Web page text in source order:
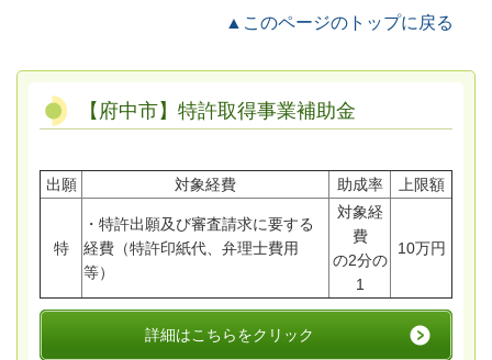
▲このページのトップに戻る
【府中市】特許取得事業補助金
出願 対象経費 助成率 上限額
特
・特許出願及び審査請求に要する
経費（特許印紙代、弁理士費用
等）
対象経
費
の2分の
1
10万円
詳細はこちらをクリック